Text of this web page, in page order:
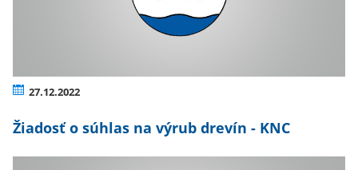
27.12.2022
Žiadosť o súhlas na výrub drevín - KNC